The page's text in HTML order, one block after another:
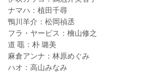
ナマハ：植田千尋
鴨川羊介：松岡禎丞
フラ・ヤービス：檜山修之
道 黽：朴 璐美
麻倉アンナ：林原めぐみ
ハオ：高山みなみ